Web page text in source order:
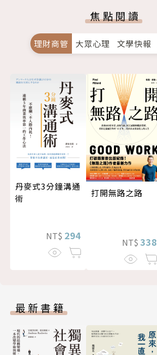
焦點閱讀
理財商管 大眾心理 文學快報
丹麥式3分鐘溝通
術
NT$ 294
打開無路之路
NT$ 338
最新書籍